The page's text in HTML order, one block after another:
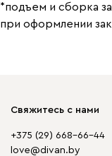
*подъем и сборка
при оформлении
Свяжитесь с нами
+375 (29) 668-66-44
love@divan.by